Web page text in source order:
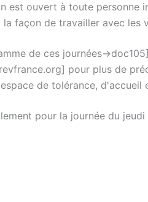
est ouvert à toute
façon de travailler avec les
de ces journées-
pour plus de
de tolérance,
pour la journée du